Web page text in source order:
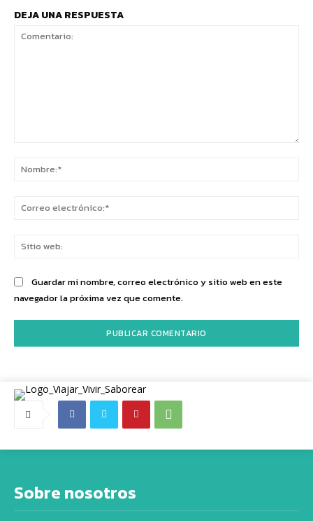
DEJA UNA RESPUESTA
Guardar mi nombre, correo electrónico y sitio web en este
navegador la próxima vez que comente.
Sobre nosotros